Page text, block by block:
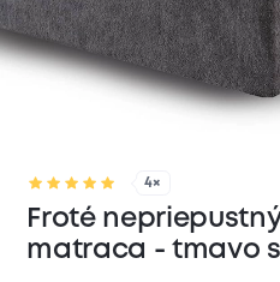
4×
Froté
matraca - tmavo